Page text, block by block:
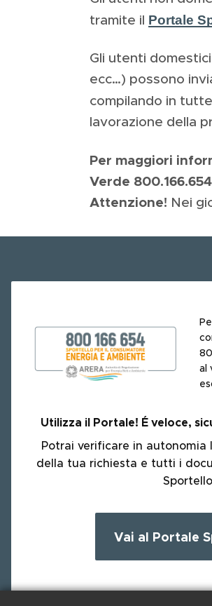
tramite il Portale
Gli utenti
ecc…) possono
compilando in
lavorazione della
Per maggiori
Verde 800.166.654
Attenzione! Nei
al
Utilizza il Portale! Éveloce,
Potrai verificare in autonomia
della tua richiesta e tutti i
Sportello
Vai al Portale